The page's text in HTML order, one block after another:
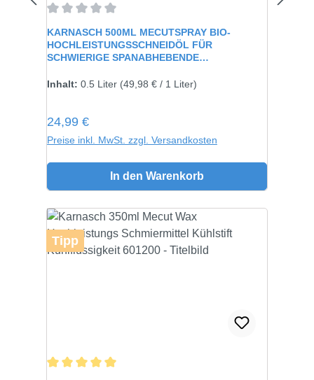
KARNASCH 500ML MECUTSPRAY BIO-
HOCHLEISTUNGSSCHNEIDÖL FÜR
SCHWIERIGE SPANABHEBENDE
Inhalt: 0.5 Liter (49,98 € / 1 Liter)
Regulärer Preis:
24,99 €
Preise inkl. MwSt. zzgl. Versandkosten
In den Warenkorb
Tipp